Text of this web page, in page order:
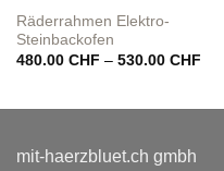
Räderrahmen Elektro-
Steinbackofen
480.00 CHF – 530.00 CHF
mit-haerzbluet.ch gmbh